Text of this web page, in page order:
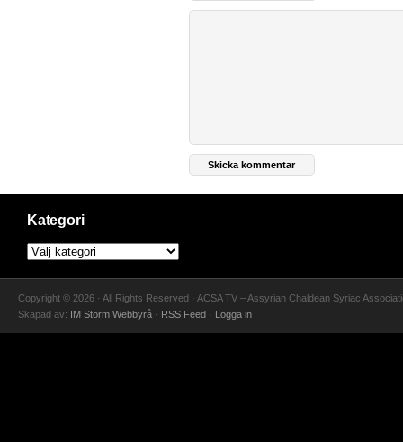
Kategori
Copyright © 2026 · All Rights Reserved · ACSA TV – Assyrian Chaldean Syriac
Skapad av: IM Storm Webbyrå · RSS Feed · Logga in